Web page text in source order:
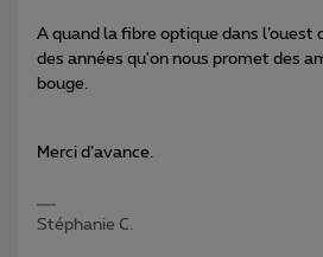
A quand la fibre optique dans l’ouest
des années qu'on nous promet des
bouge.
Merci d’avance.
Stéphanie C.